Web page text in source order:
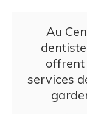
Au
offrent
services